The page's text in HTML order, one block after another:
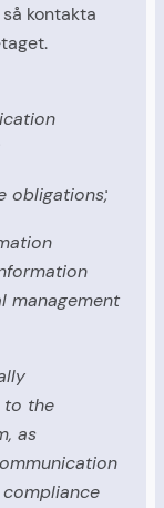
kontakta
obligations;
management
to the
as